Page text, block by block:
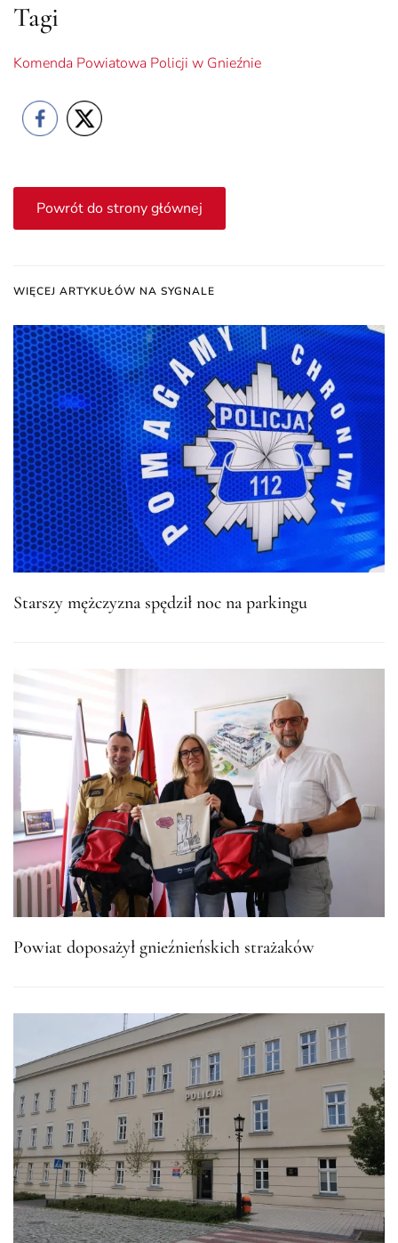
Tagi
Komenda Powiatowa Policji w Gnieźnie
Powrót do strony głównej
WIĘCEJ ARTYKUŁÓW NA SYGNALE
Starszy mężczyzna spędził noc na parkingu
Powiat doposażył gnieźnieńskich strażaków